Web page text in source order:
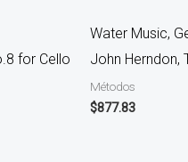
for Cello
Water Music,
John Herndon,
Métodos
$877.83